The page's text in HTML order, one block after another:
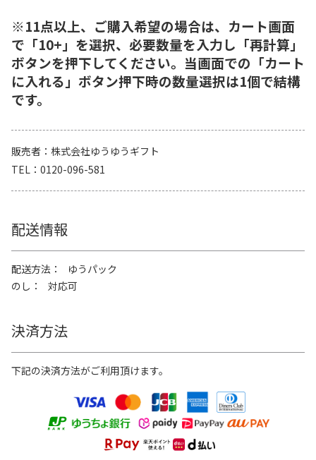
※11点以上、ご購入希望の場合は、カート画面
で「10+」を選択、必要数量を入力し「再計算」
ボタンを押下してください。当画面での「カート
に入れる」ボタン押下時の数量選択は1個で結構
です。
販売者
株式会社ゆうゆうギフト
TEL
0120-096-581
配送情報
配送方法
ゆうパック
のし
対応可
決済方法
下記の決済方法がご利用頂けます。